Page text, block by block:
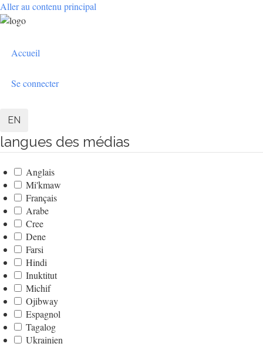
Aller au contenu principal
User
menu
Accueil
Se connecter
EN
langues des médias
Anglais
Mi'kmaw
Français
Arabe
Cree
Dene
Farsi
Hindi
Inuktitut
Michif
Ojibway
Espagnol
Tagalog
Ukrainien